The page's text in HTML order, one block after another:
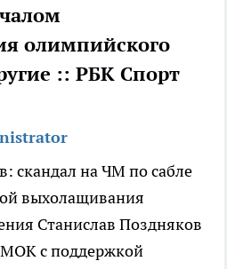
олимпийского
:: РБК Спорт
скандал на ЧМ по сабле
выхолащивания
Станислав Поздняков
МОК с поддержкой